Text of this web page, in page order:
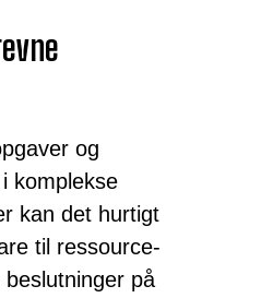
og
komplekse
kan det hurtigt
til ressource-
på